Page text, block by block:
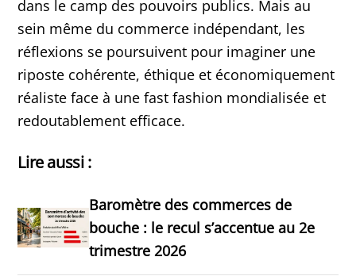
dans le camp des pouvoirs publics. Mais au
sein même du commerce indépendant, les
réflexions se poursuivent pour imaginer une
riposte cohérente, éthique et économiquement
réaliste face à une fast fashion mondialisée et
redoutablement efficace.
Lire aussi :
Baromètre des commerces de
bouche : le recul s’accentue au 2e
trimestre 2026